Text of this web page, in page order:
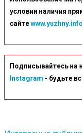
условии наличия
сайте
Подписывайтесь на
Instagram - будьте